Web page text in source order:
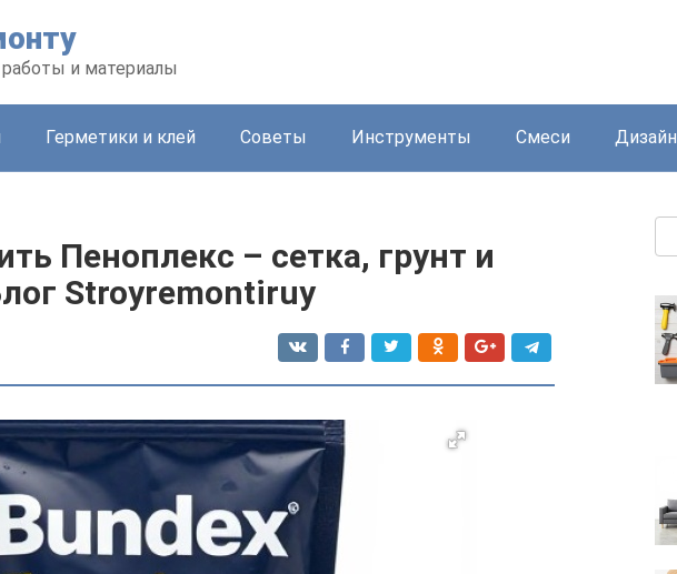
и материалы
Герметики и клей Советы Инструменты Смеси Дизайн
Пеноплекс – сетка, грунт и
Stroyremontiruy